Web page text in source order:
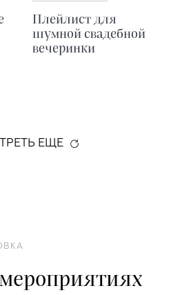
Плейлист для
шумной свадебной
вечеринки
ЕЩЕ